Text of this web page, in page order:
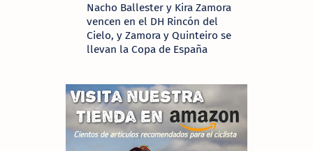
Nacho Ballester y Kira Zamora
vencen en el DH Rincón del
Cielo, y Zamora y Quinteiro se
llevan la Copa de España